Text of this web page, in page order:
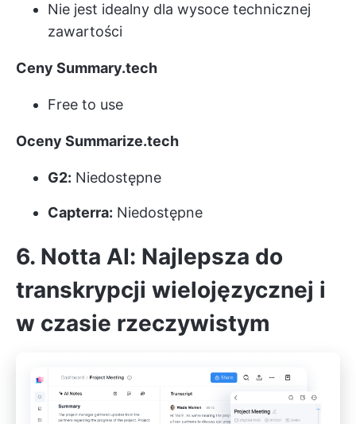
Nie jest idealny dla wysoce technicznej
zawartości
Ceny Summary.tech
Free to use
Oceny Summarize.tech
G2: Niedostępne
Capterra: Niedostępne
6. Notta AI: Najlepsza do
transkrypcji wielojęzycznej i
w czasie rzeczywistym